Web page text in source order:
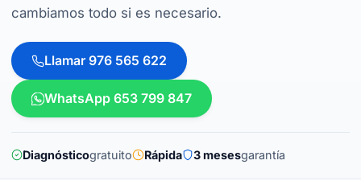
cambiamos todo si es necesario.
Llamar 976 565 622
WhatsApp 653 799 847
Diagnósticogratuito Rápida 3 mesesgarantía